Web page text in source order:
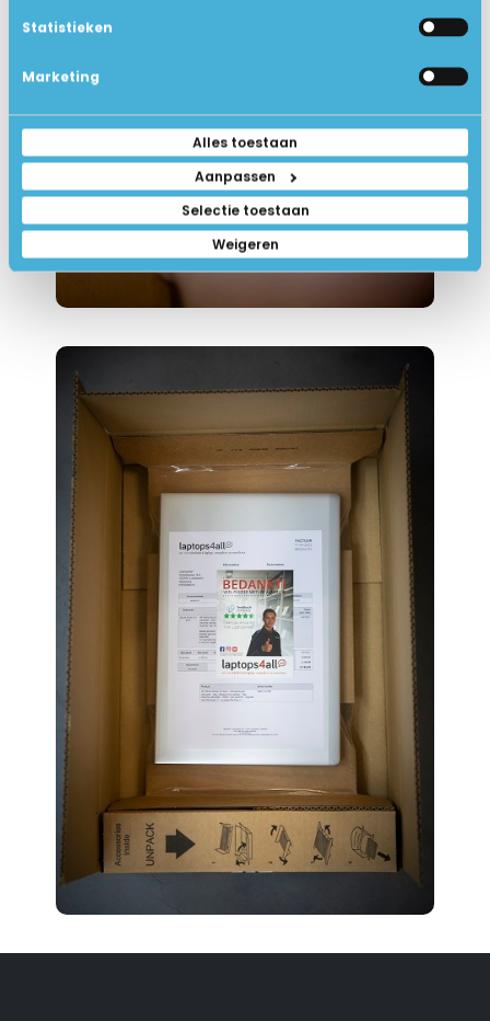
Statistieken
Marketing
Alles toestaan
Aanpassen
Selectie toestaan
Weigeren